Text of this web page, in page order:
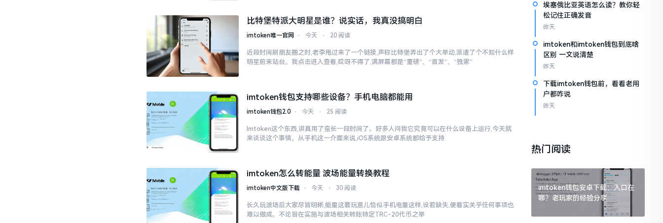
比特堡特派大明星是谁？说实话，我真没搞明白
imtoken唯一官网 ⋅ 今天 ⋅ 20 阅读
近段时间刷朋友圈之时,老李甩过来了一个链接,声称比特堡弄出了个大举动,派遣了个不知什么样
明星前来站台。我点击进入查看,哎呀不得了,满屏幕都是“重磅”、“首发”、“独家”
imtoken钱包支持哪些设备？手机电脑都能用
imtoken钱包2.0 ⋅ 今天 ⋅ 25 阅读
Imtoken这个东西,讲真用了蛮长一段时间了。好多人问我它究竟可以在什么设备上运行,今天就
来谈谈这个事情。从手机这一介面来说,iOS系统跟安卓系统都给予支持
imtoken怎么转能量 波场能量转换教程
imtoken中文版下载 ⋅ 今天 ⋅ 30 阅读
长久玩波场后大家尽皆明晰,能量这套玩意儿恰似手机电量这样,设若缺失,便着实关乎任何事项也
难以做成。不论旨在实施与波场相关转账特定TRC-20代币之举
埃塞俄比亚英语怎么读？教你轻
松记住正确发音
昨天
imtoken和imtoken钱包到底啥
区别 一文说清楚
昨天
下载imtoken钱包前，看看老用
户都咋说
昨天
热门阅读
imtoken钱包安卓下载：入口在
哪？老玩家的经验分享